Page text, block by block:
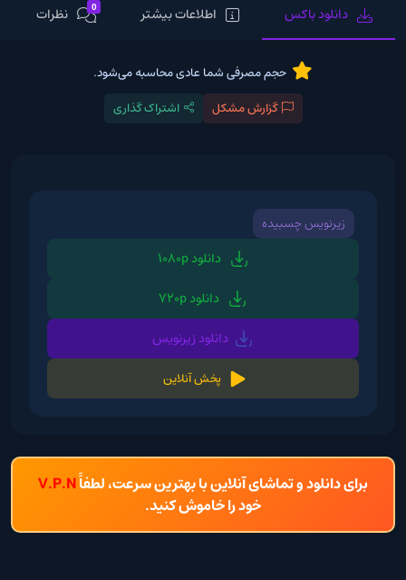
دانلود باکس اطلاعات بیشتر 0 نظرات
حجم مصرفی شما عادی محاسبه می‌شود.
گزارش مشکل
اشتراک گذاری
زیرنویس چسبیده
دانلود 1080p
دانلود 720p
دانلود زیرنویس
پخش آنلاین
برای دانلود و تماشای آنلاین با بهترین سرعت، لطفاًV.P.N
خود را خاموش کنید.